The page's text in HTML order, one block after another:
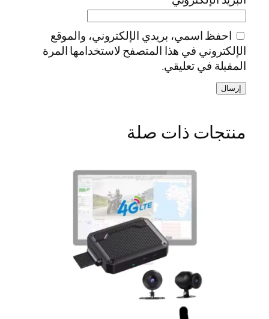
احفظ اسمي، بريدي الإلكتروني، والموقع
الإلكتروني في هذا المتصفح لاستخدامها المرة
المقبلة في تعليقي.
منتجات ذات صلة